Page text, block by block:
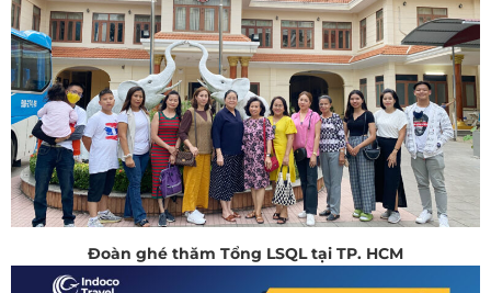
Đoàn ghé thăm Tổng LSQL tại TP. HCM